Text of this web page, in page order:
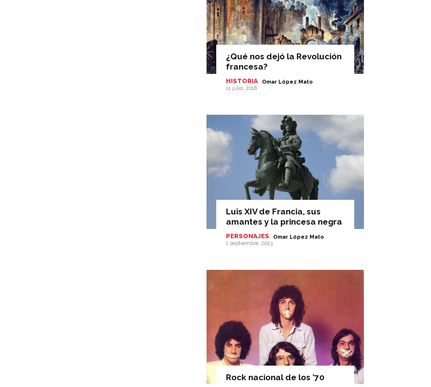
¿Qué nos dejó la Revolución
francesa?
HISTORIA Omar López Mato -
11 julio, 2018
Luis XIV de Francia, sus
amantes y la princesa negra
PERSONAJES Omar López Mato -
1 septiembre, 2023
Rock nacional de los ’70